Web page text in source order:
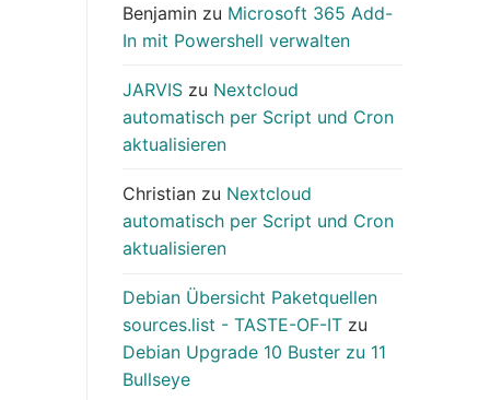
Benjamin zu Microsoft 365 Add-
In mit Powershell verwalten
JARVIS zu Nextcloud
automatisch per Script und Cron
aktualisieren
Christian zu Nextcloud
automatisch per Script und Cron
aktualisieren
Debian Übersicht Paketquellen
sources.list - TASTE-OF-IT zu
Debian Upgrade 10 Buster zu 11
Bullseye